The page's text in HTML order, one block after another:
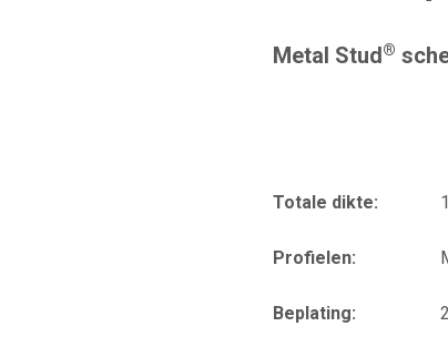
Metal Stud®
Totale dikte:
Profielen:
Beplating: